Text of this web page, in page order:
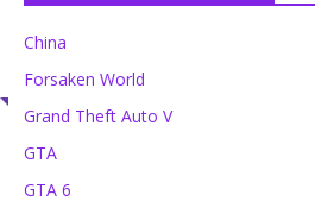
China
Forsaken World
Grand Theft Auto V
GTA
GTA 6